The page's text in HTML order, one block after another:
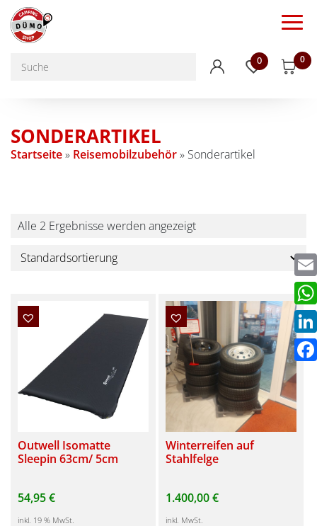
0 0
SONDERARTIKEL
Startseite» Reisemobilzubehör» Sonderartikel
Alle 2 Ergebnisse werden angezeigt
Outwell Isomatte
Sleepin 63cm/ 5cm
54,95€
inkl. 19 % MwSt.
Winterreifen auf
Stahlfelge
1.400,00€
inkl. MwSt.